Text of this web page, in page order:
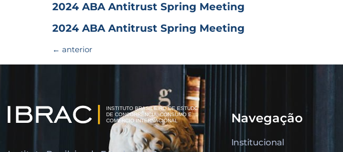
2024 ABA Antitrust Spring Meeting
2024 ABA Antitrust Spring Meeting
← anterior
Navegação
Institucional